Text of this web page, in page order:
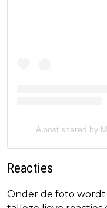
A post shared by
Reacties
Onder de foto wordt